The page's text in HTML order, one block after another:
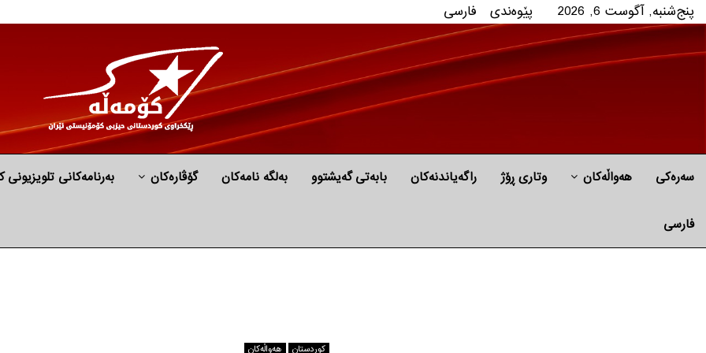
پنج‌شنبه, آگوست 6, 2026 پێوه‌ندی فارسی
سەرەکی هه‌واڵه‌کان وتاری ڕۆژ راگه‌یاندنه‌كان بابه‌تی گه‌یشتوو به‌لگه‌ نامه‌كان گۆڤارەکان بەرنامەکانی تلویزیونی
فارسی
كوردستان هه‌واڵه‌کان